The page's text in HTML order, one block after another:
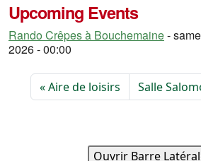
Upcoming Events
Rando Crêpes à Bouchemaine-
2026 - 00:00
Aire de loisirs Salle
Ouvrir Barre